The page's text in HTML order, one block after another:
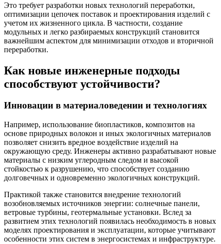
Это требует разработки новых технологий переработки,
оптимизации цепочек поставок и проектирования изделий с
учетом их жизненного цикла. В частности, создание
модульных и легко разбираемых конструкций становится
важнейшим аспектом для минимизации отходов и вторичной
переработки.
Как новые инженерные подходы
способствуют устойчивости?
Инновации в материаловедении и технологиях
Например, использование биопластиков, композитов на
основе природных волокон и иных экологичных материалов
позволяет снизить вредное воздействие изделий на
окружающую среду. Инженеры активно разрабатывают новые
материалы с низким углеродным следом и высокой
стойкостью к разрушению, что способствует созданию
долговечных и одновременно экологичных конструкций.
Практикой также становится внедрение технологий
возобновляемых источников энергии: солнечные панели,
ветровые турбины, геотермальные установки. Вслед за
развитием этих технологий появилась необходимость в новых
моделях проектирования и эксплуатации, которые учитывают
особенности этих систем в энергосистемах и инфраструктуре.